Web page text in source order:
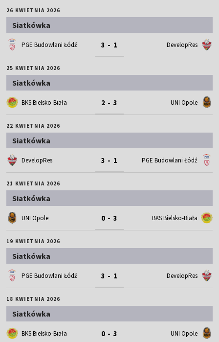
26 KWIETNIA 2026
Siatkówka
PGE Budowlani Łódź 3 - 1 DevelopRes
25 KWIETNIA 2026
Siatkówka
BKS Bielsko-Biała 2 - 3 UNI Opole
22 KWIETNIA 2026
Siatkówka
DevelopRes 3 - 1 PGE Budowlani Łódź
21 KWIETNIA 2026
Siatkówka
UNI Opole 0 - 3 BKS Bielsko-Biała
19 KWIETNIA 2026
Siatkówka
PGE Budowlani Łódź 3 - 1 DevelopRes
18 KWIETNIA 2026
Siatkówka
BKS Bielsko-Biała 0 - 3 UNI Opole